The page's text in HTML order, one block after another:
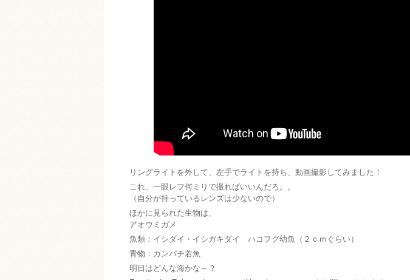
リングライトを外して、左手でライトを持ち、動画撮影してみました！
これ、一眼レフ何ミリで撮ればいいんだろ。。
（自分が持っているレンズは少ないので）
ほかに見られた生物は、
アオウミガメ
魚類：イシダイ・イシガキダイ ハコフグ幼魚（２ｃｍぐらい）
青物：カンパチ若魚
明日はどんな海かな～？